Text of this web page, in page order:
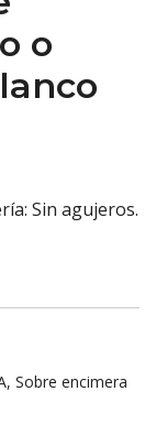
o
Sin agujeros.
, Sobre encimera